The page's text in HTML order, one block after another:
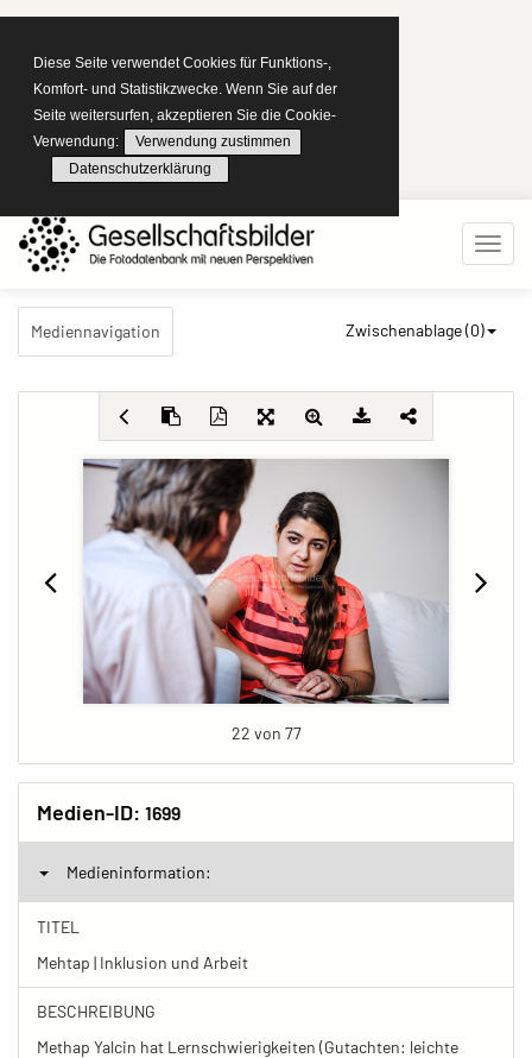
Diese Seite verwendet Cookies für Funktions-,
Komfort- und Statistikzwecke. Wenn Sie auf der
Seite weitersurfen, akzeptieren Sie die Cookie-
Verwendung:
Verwendung zustimmen
Datenschutzerklärung
Mediennavigation Zwischenablage (0)
22 von 77
Medien-ID: 1699
Medieninformation:
TITEL
Mehtap | Inklusion und Arbeit
BESCHREIBUNG
Methap Yalcin hat Lernschwierigkeiten (Gutachten: leichte